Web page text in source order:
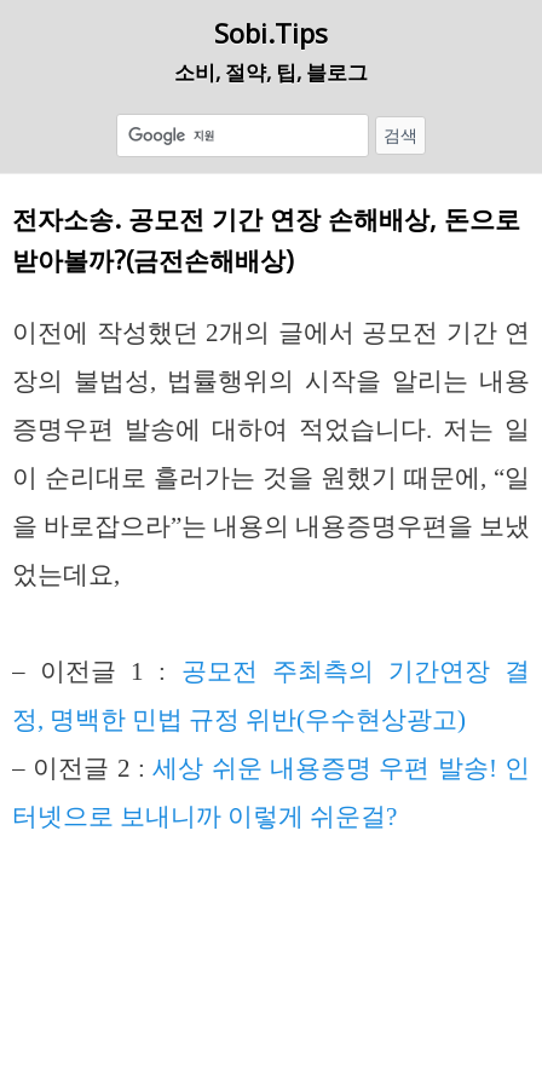
Sobi.Tips
소비, 절약, 팁, 블로그
전자소송. 공모전 기간 연장 손해배상, 돈으로
받아볼까?(금전손해배상)
이전에 작성했던 2개의 글에서 공모전 기간 연
장의 불법성, 법률행위의 시작을 알리는 내용
증명우편 발송에 대하여 적었습니다. 저는 일
이 순리대로 흘러가는 것을 원했기 때문에, “일
을 바로잡으라”는 내용의 내용증명우편을 보냈
었는데요,
– 이전글 1 : 공모전 주최측의 기간연장 결
정, 명백한 민법 규정 위반(우수현상광고)
– 이전글 2 :세상 쉬운 내용증명 우편 발송! 인
터넷으로 보내니까 이렇게 쉬운걸?